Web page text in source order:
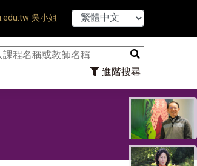
吳小姐
進階搜尋
【7/31】